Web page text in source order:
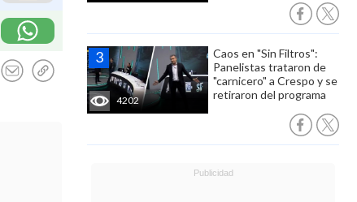
4202
Caos en "Sin Filtros":
Panelistas trataron de
"carnicero" a Crespo y se
retiraron del programa